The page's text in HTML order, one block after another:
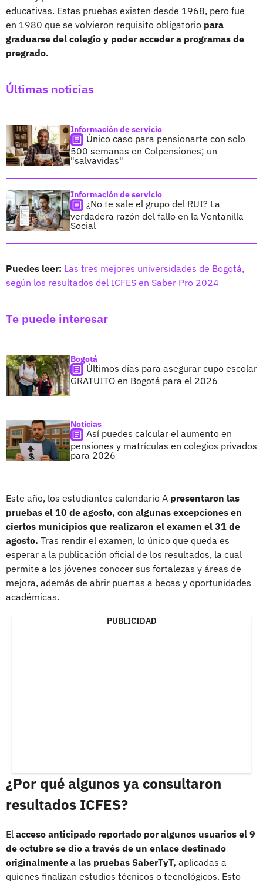
educativas. Estas pruebas existen desde 1968, pero fue
en 1980 que se volvieron requisito obligatorio para
graduarse del colegio y poder acceder a programas de
pregrado.
Últimas noticias
Información de servicio
Único caso para pensionarte con solo
500 semanas en Colpensiones; un
"salvavidas"
Información de servicio
¿No te sale el grupo del RUI? La
verdadera razón del fallo en la Ventanilla
Social
Puedes leer: Las tres mejores universidades de Bogotá,
según los resultados del ICFES en Saber Pro 2024
Te puede interesar
Bogotá
Últimos días para asegurar cupo escolar
GRATUITO en Bogotá para el 2026
Noticias
Así puedes calcular el aumento en
pensiones y matrículas en colegios privados
para 2026
Este año, los estudiantes calendario A presentaron las
pruebas el 10 de agosto, con algunas excepciones en
ciertos municipios que realizaron el examen el 31 de
agosto. Tras rendir el examen, lo único que queda es
esperar a la publicación oficial de los resultados, la cual
permite a los jóvenes conocer sus fortalezas y áreas de
mejora, además de abrir puertas a becas y oportunidades
académicas.
PUBLICIDAD
¿Por qué algunos ya consultaron
resultados ICFES?
El acceso anticipado reportado por algunos usuarios el 9
de octubre se dio a través de un enlace destinado
originalmente a las pruebas SaberTyT, aplicadas a
quienes finalizan estudios técnicos o tecnológicos. Esto